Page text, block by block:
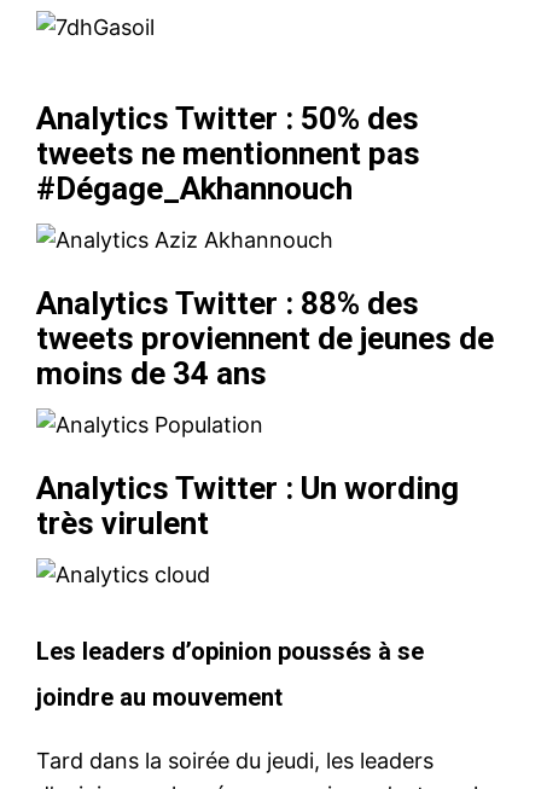
le1.ma
l'intelligence de
l'information
S'ABONNER MAINTENANT
Insight Publications
À propos
Formules d’abonnement
Analytics Twitter : 50% des
tweets ne mentionnent pas
#Dégage_Akhannouch
Analytics Twitter : 88% des
tweets proviennent de jeunes de
moins de 34 ans
Analytics Twitter : Un wording
très virulent
Les leaders d’opinion poussés à se
joindre au mouvement
Tard dans la soirée du jeudi, les leaders